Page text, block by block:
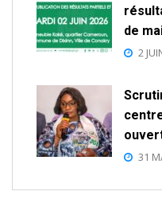
de
2
31